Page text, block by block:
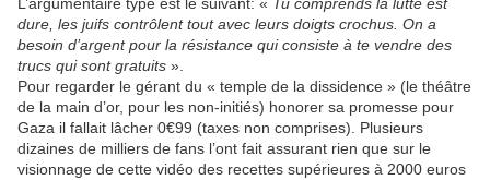
dure, les juifs contrôlent tout avec leurs doigts crochus. On a
besoin d’argent pour la résistance qui consiste à te vendre des
trucs qui sont gratuits ».
Pour regarder le gérant du « temple de la dissidence » (le théâtre
de la main d’or, pour les non-initiés) honorer sa promesse pour
Gaza il fallait lâcher 0€99 (taxes non comprises). Plusieurs
dizaines de milliers de fans l’ont fait assurant rien que sur le
visionnage de cette vidéo des recettes supérieures à 2000 euros